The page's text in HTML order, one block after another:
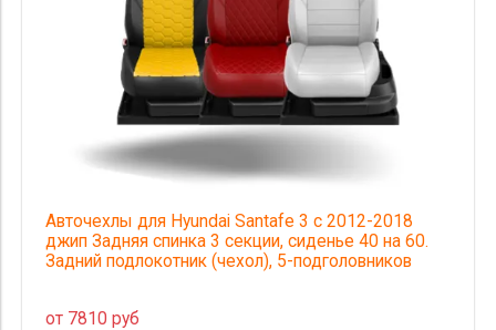
Авточехлы для Hyundai Santafe 3 с 2012-2018
джип Задняя спинка 3 секции, сиденье 40 на 60.
Задний подлокотник (чехол), 5-подголовников
от 7810 руб